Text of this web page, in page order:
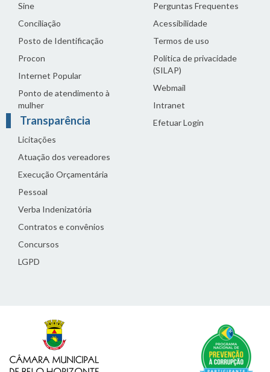
Sine
Conciliação
Posto de Identificação
Procon
Internet Popular
Ponto de atendimento à
mulher
Transparência
Licitações
Atuação dos vereadores
Execução Orçamentária
Pessoal
Verba Indenizatória
Contratos e convênios
Concursos
LGPD
Perguntas Frequentes
Acessibilidade
Termos de uso
Política de privacidade
(SILAP)
Webmail
Intranet
Efetuar Login